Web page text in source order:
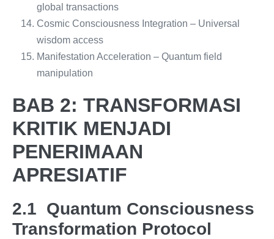
global transactions
Cosmic Consciousness Integration – Universal
wisdom access
Manifestation Acceleration – Quantum field
manipulation
BAB 2: TRANSFORMASI
KRITIK MENJADI
PENERIMAAN
APRESIATIF
2.1 Quantum Consciousness
Transformation Protocol